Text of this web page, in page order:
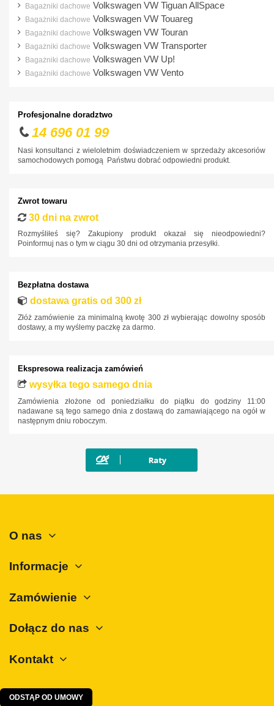
Bagażniki dachowe Volkswagen VW Tiguan AllSpace
Bagażniki dachowe Volkswagen VW Touareg
Bagażniki dachowe Volkswagen VW Touran
Bagażniki dachowe Volkswagen VW Transporter
Bagażniki dachowe Volkswagen VW Up!
Bagażniki dachowe Volkswagen VW Vento
Profesjonalne doradztwo
14 696 01 99
Nasi konsultanci z wieloletnim doświadczeniem w sprzedaży akcesoriów
samochodowych pomogą Państwu dobrać odpowiedni produkt.
Zwrot towaru
30 dni na zwrot
Rozmyśliłeś się? Zakupiony produkt okazał się nieodpowiedni?
Poinformuj nas o tym w ciągu 30 dni od otrzymania przesyłki.
Bezpłatna dostawa
dostawa gratis od 300 zł
Złóż zamówienie za minimalną kwotę 300 zł wybierając dowolny sposób
dostawy, a my wyślemy paczkę za darmo.
Ekspresowa realizacja zamówień
wysyłka tego samego dnia
Zamówienia złożone od poniedziałku do piątku do godziny 11:00
nadawane są tego samego dnia z dostawą do zamawiającego na ogół w
następnym dniu roboczym.
O nas
Informacje
Zamówienie
Dołącz do nas
Kontakt
ODSTĄP OD UMOWY